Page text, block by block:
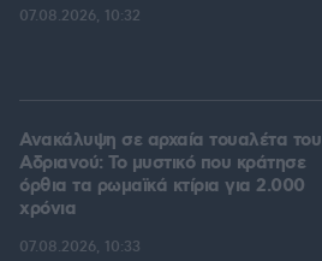
07.08.2026, 10:32
Ανακάλυψη σε αρχαία τουαλέτα του
Αδριανού: Το μυστικό που κράτησε
όρθια τα ρωμαϊκά κτίρια για 2.000
χρόνια
07.08.2026, 10:33